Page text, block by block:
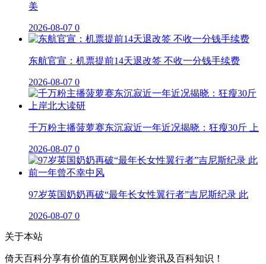
美
2026-08-07 0
东航官宣：机票提前14天退改签 不收一分钱手续费
2026-08-07 0
千万粉主播菠萝赛东沉寂近一年近况揭晓：狂瘦30斤 上
2026-08-07 0
97岁英国奶奶再破“最年长女性翼行者”吉尼斯纪录 此
2026-08-07 0
关于本站
倚天百科分享有价值的互联网创业资讯及百科知识！